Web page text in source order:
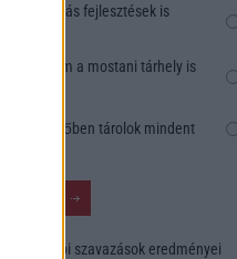
Talán, ha más fejlesztések is
Nem, nekem a mostani tárhely is
Inkább felhőben tárolok mindent
Korábbi szavazások eredményei